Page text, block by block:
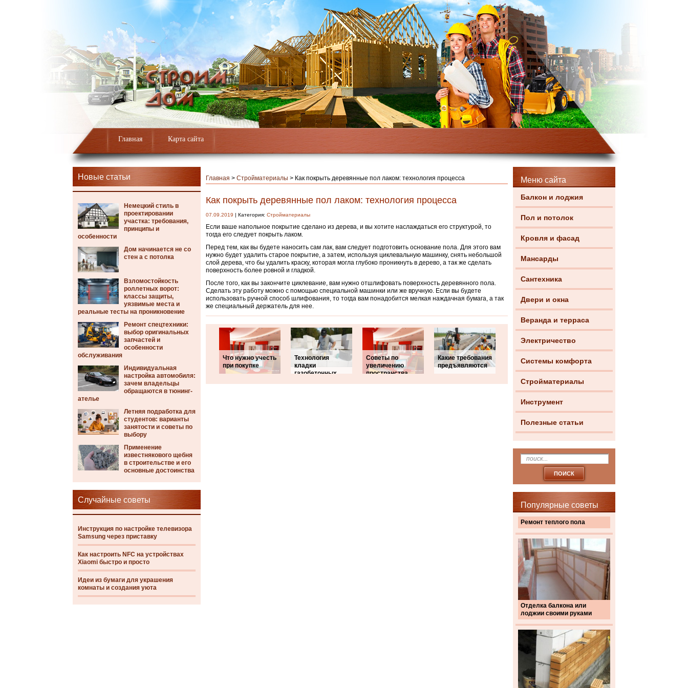
Главная Карта сайта
Новые статьи
Немецкий стиль в
проектировании
участка: требования,
принципы и
особенности
Дом начинается не со
стен а с потолка
Взломостойкость
роллетных ворот:
классы защиты,
уязвимые места и
реальные тесты на проникновение
Ремонт спецтехники:
выбор оригинальных
запчастей и
особенности
обслуживания
Индивидуальная
настройка автомобиля:
зачем владельцы
обращаются в тюнинг-
ателье
Летняя подработка для
студентов: варианты
занятости и советы по
выбору
Применение
известнякового щебня
в строительстве и его
основные достоинства
Случайные советы
Инструкция по настройке телевизора
Samsung через приставку
Как настроить NFC на устройствах
Xiaomi быстро и просто
Идеи из бумаги для украшения
комнаты и создания уюта
Меню сайта
Балкон и лоджия
Пол и потолок
Кровля и фасад
Мансарды
Сантехника
Двери и окна
Веранда и терраса
Электричество
Системы комфорта
Стройматериалы
Инструмент
Полезные статьи
Популярные советы
Ремонт теплого пола
Отделка балкона или
лоджии своими руками
Главная > Стройматериалы > Как покрыть деревянные пол лаком: технология процесса
Как покрыть деревянные пол лаком: технология процесса
07.09.2019 | Категория: Стройматериалы
Если ваше напольное покрытие сделано из дерева, и вы хотите наслаждаться его структурой, то
тогда его следует покрыть лаком.
Перед тем, как вы будете наносить сам лак, вам следует подготовить основание пола. Для этого вам
нужно будет удалить старое покрытие, а затем, используя циклевальную машинку, снять небольшой
слой дерева, что бы удалить краску, которая могла глубоко проникнуть в дерево, а так же сделать
поверхность более ровной и гладкой.
После того, как вы закончите циклевание, вам нужно отшлифовать поверхность деревянного пола.
Сделать эту работу можно с помощью специальной машинки или же вручную. Если вы будете
использовать ручной способ шлифования, то тогда вам понадобится мелкая наждачная бумага, а так
же специальный держатель для нее.
Что нужно учесть
при покупке
Технология
кладки
газобетонных
Советы по
увеличению
пространства
Какие требования
предъявляются